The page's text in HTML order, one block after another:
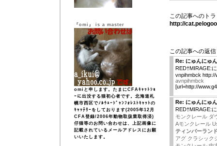
『omi』 is a master
omiと申します。たまにCFAｷｬｯﾄｼｮ
ｰに出没する猫初心者です。北海道札
幌市西区でﾉﾙｳｪｰｼﾞｬﾝﾌｫﾚｽﾄｷｬｯﾄの
ｷｬｯﾃﾘｰをしております(2005年12月
CFA登録/2006年動物取扱業取得済)
仔猫等のお問い合わせは、上記画像に
記載されているメールアドレスにお願
いいたします。
この記事へのト
http://
この記事への返信
Re: にゅんにゅ
RED†MIRAGE:
vnpihmbck
avnpihmbck
[url=http://
Re: にゅんにゅ
RED†MIRAGE:
モンクレール ダ
Aモンクレール
ティンバーラン
アグ クラシック